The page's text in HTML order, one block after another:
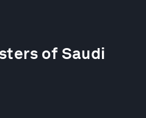
of Saudi